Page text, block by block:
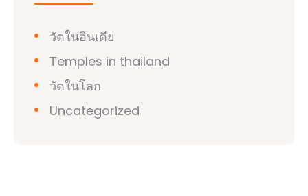
วัดในอินเดีย
Temples in thailand
วัดในโลก
Uncategorized